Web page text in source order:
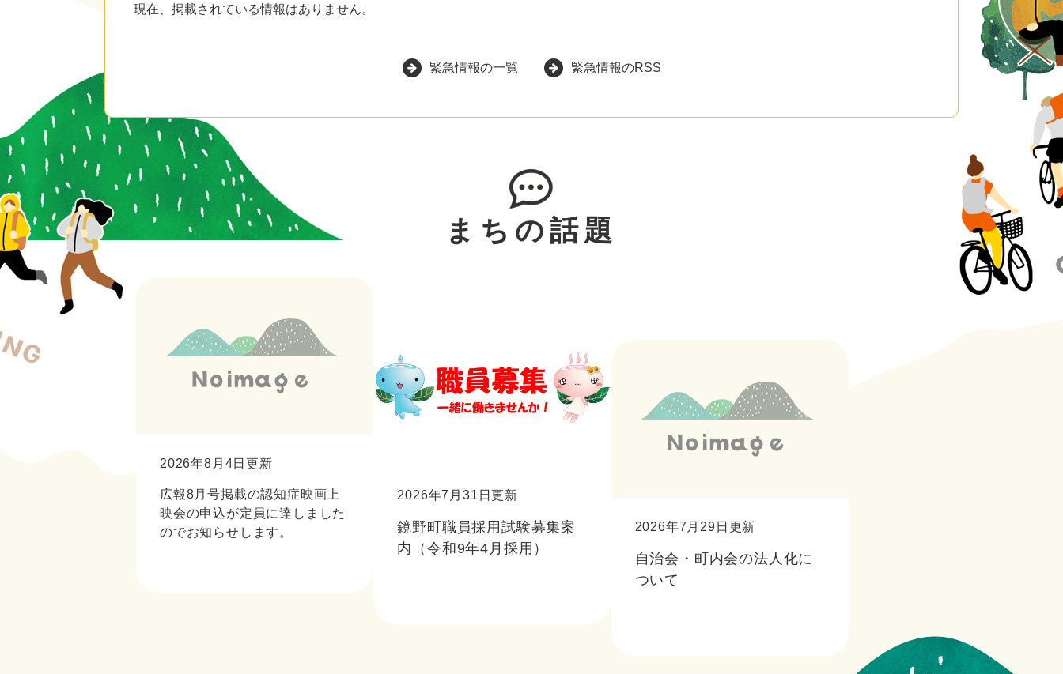
現在、掲載されている情報はありません。
緊急情報の一覧 緊急情報のRSS
まちの話題
2026年8月4日更新
広報8月号掲載の認知症映画上
映会の申込が定員に達しました
のでお知らせします。
2026年7月31日更新
鏡野町職員採用試験募集案
内（令和9年4月採用）
2026年7月29日更新
自治会・町内会の法人化に
ついて